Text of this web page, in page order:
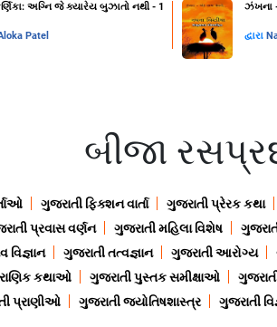
અગ્નિ જે ક્યારેય બુઝાતો નથી - 1
Patel
ઝંખના
દ્વારા
બીજા
ગુજરાતી ફિક્શન વાર્તા ગુજરાતી પ્રેરક કથા
પ્રવાસ વર્ણન ગુજરાતી મહિલા વિશેષ
વિજ્ઞાન ગુજરાતી તત્વજ્ઞાન ગુજરાતી આરોગ્ય
કથાઓ ગુજરાતી પુસ્તક સમીક્ષાઓ
પ્રાણીઓ
ગુજરાતી જ્યોતિષશાસ્ત્ર ગુજરાતી